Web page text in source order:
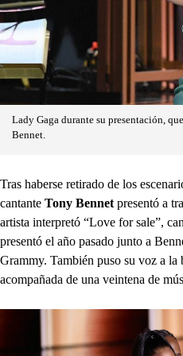
Lady Gaga durante su presentación,
Bennet.
Tras haberse retirado de los
cantante Tony Bennet presentó a
artista interpretó “Love for sale”,
presentó el año pasado junto a
Grammy. También puso su voz a
acompañada de una veintena de